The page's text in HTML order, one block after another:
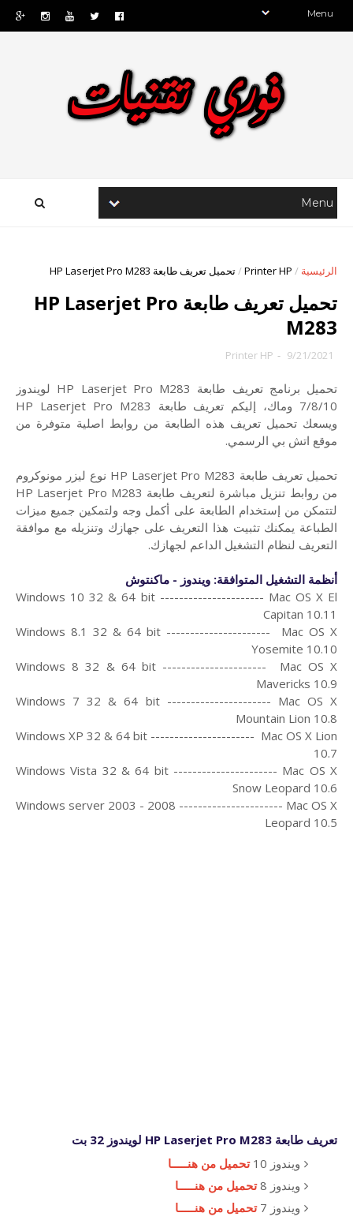
الرئيسية /
Printer HP
/تحميل تعريف طابعة HP Laserjet Pro M283
تحميل تعريف طابعة HP Laserjet Pro
M283
9/21/2021
-
Printer HP
تحميل برنامج تعريف طابعة HP Laserjet Pro M283 لويندوز
7/8/10 وماك،
إليكم تعريف طابعة HP Laserjet Pro M283
ويسعك تحميل تعريف هذه الطابعة من روابط اصلية متوفرة من
موقع اتش بي الرسمي.
تحميل تعريف طابعة HP Laserjet Pro M283 نوع ليزر مونوكروم
من روابط تنزيل مباشرة لتعريف طابعة HP Laserjet Pro M283
لتتمكن من إستخدام الطابعة على أكمل وجه ولتمكين جميع ميزات
الطباعة يمكنك تثبيت هذا التعريف على جهازك وتنزيله مع موافقة
التعريف لنظام التشغيل الداعم لجهازك.
أنظمة التشغيل المتوافقة: ويندوز - ماكنتوش
Windows 10 32 & 64 bit ---------------------- Mac OS X El
Capitan 10.11
Windows 8.1 32 & 64 bit ---------------------- Mac OS X
Yosemite 10.10
Windows 8 32 & 64 bit ---------------------- Mac OS X
Mavericks 10.9
Windows 7 32 & 64 bit ---------------------- Mac OS X
Mountain Lion 10.8
Windows XP 32 & 64 bit ---------------------- Mac OS X Lion
10.7
Windows Vista 32 & 64 bit ---------------------- Mac OS X
Snow Leopard 10.6
Windows server 2003 - 2008 ---------------------- Mac OS X
Leopard 10.5
تعريف طابعة HP Laserjet Pro M283 لويندوز 32 بت
ويندوز 10
تحميل من هنـــــا
ويندوز 8
تحميل من هنـــــا
ويندوز 7
تحميل من هنـــــا